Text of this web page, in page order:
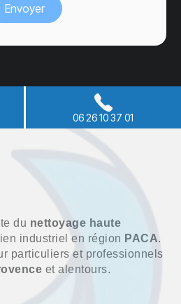
06 26 10 37 01
du nettoyage haute
industriel en région PACA.
particuliers et professionnels
et alentours.